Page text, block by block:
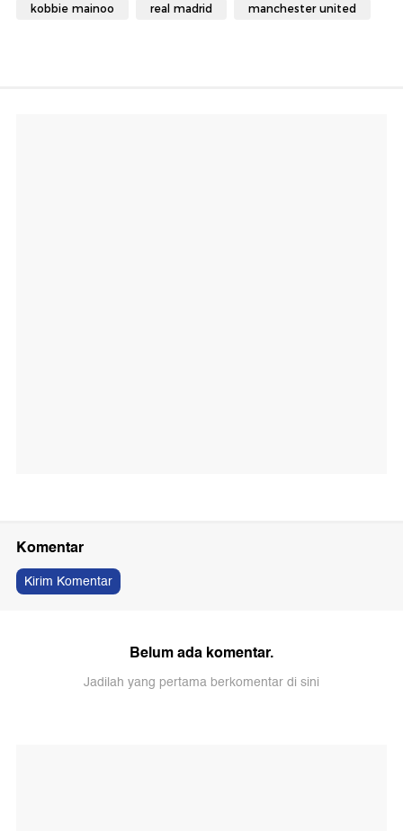
kobbie mainoo real madrid manchester united
Komentar
Kirim Komentar
Belum ada komentar.
Jadilah yang pertama berkomentar di sini